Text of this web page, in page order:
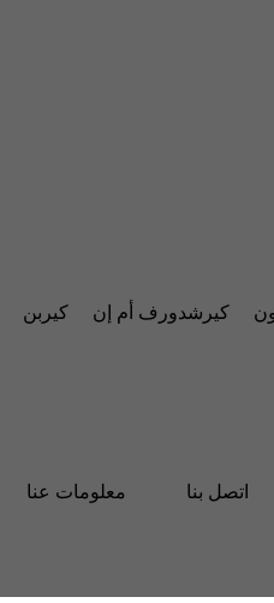
كيربن كيرشدورف أم إن
معلومات عنا اتصل بنا